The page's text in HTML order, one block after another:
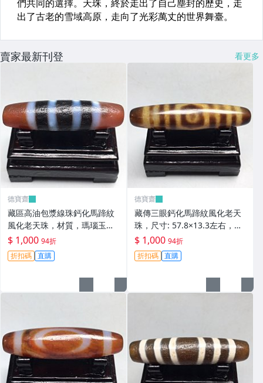
賣家最新刊登 看更多
德寶齋
藏區高油包漿線珠鈣化馬蹄紋
風化老天珠，材質，瑪瑙玉
髓，尺寸：49.4×13左 天珠 瑪
瑙 硃砂【德寶齋】408
$ 1,000 94折
折扣碼 直購
德寶齋
藏傳三眼鈣化馬蹄紋風化老天
珠，尺寸: 57.8×13.3左右，材
質：瑪瑙，玉髓， 天珠 瑪瑙
硃砂【德寶齋】407
$ 1,000 94折
折扣碼 直購